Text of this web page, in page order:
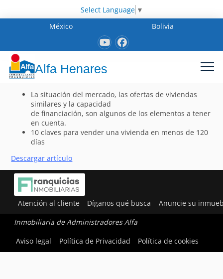
Select Language ▼
México
Bolivia
Alfa Henares
La situación del mercado, las ofertas de viviendas
similares y la capacidad
de financiación, son algunos de los elementos a tener
en cuenta.
10 claves para vender una vivienda en menos de 120
días
Descargar artículo
Atención al cliente Díganos qué busca Anuncie su
Inmobiliaria de Administradores Alfa
Aviso legal
Política de Privacidad Política de cookies